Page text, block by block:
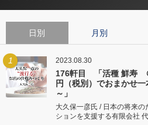
日別 月別
1 2023.08.30
176軒目 「活種 鮮寿
円（税別）でおまかせ
～」
大久保一彦氏 / 日本の将来
ションを支援する有限会社